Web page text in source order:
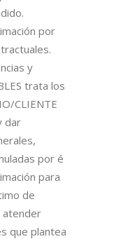
por
y
trata los
CLIENTE
dar
por é
para
de
atender
que plantea